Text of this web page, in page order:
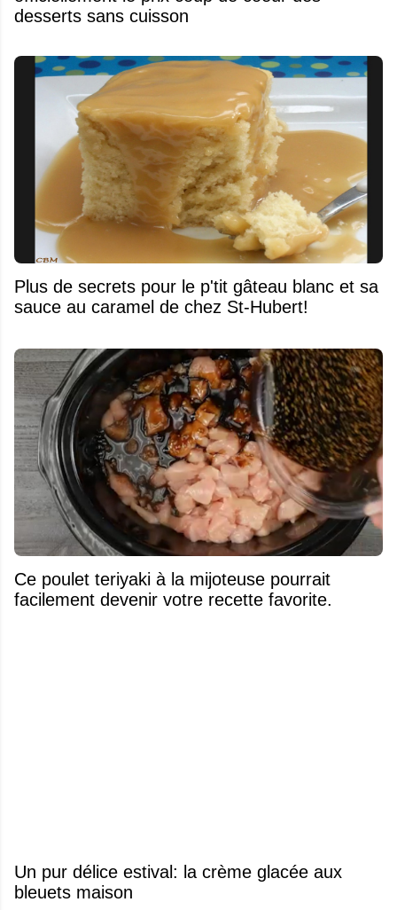
desserts sans cuisson
Plus de secrets pour le p'tit gâteau blanc et sa
sauce au caramel de chez St-Hubert!
Ce poulet teriyaki à la mijoteuse pourrait
facilement devenir votre recette favorite.
Un pur délice estival: la crème glacée aux
bleuets maison